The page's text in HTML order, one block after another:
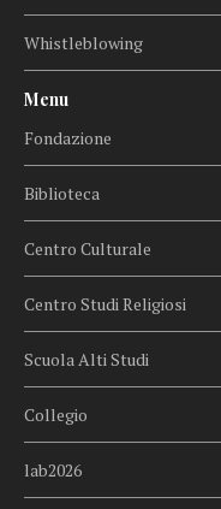
Whistleblowing
Menu
Fondazione
Biblioteca
Centro Culturale
Centro Studi Religiosi
Scuola Alti Studi
Collegio
lab2026